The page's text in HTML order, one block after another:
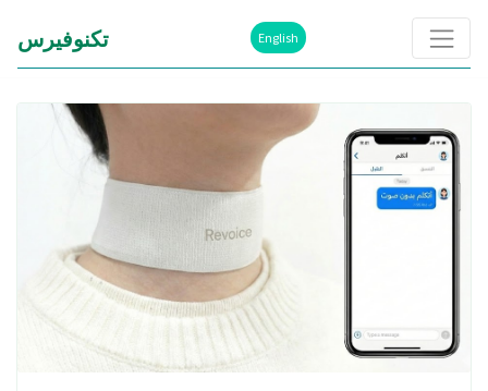
English تكنوفيرس